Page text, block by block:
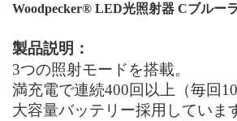
Woodpecker® LED光照射器 Cブルー
製品説明：
3つの照射モードを搭載。
満充電で連続400回以上（毎回
大容量バッテリー採用 していま